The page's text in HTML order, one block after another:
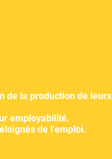
de la production de leurs
employabilité.
de l'emploi.